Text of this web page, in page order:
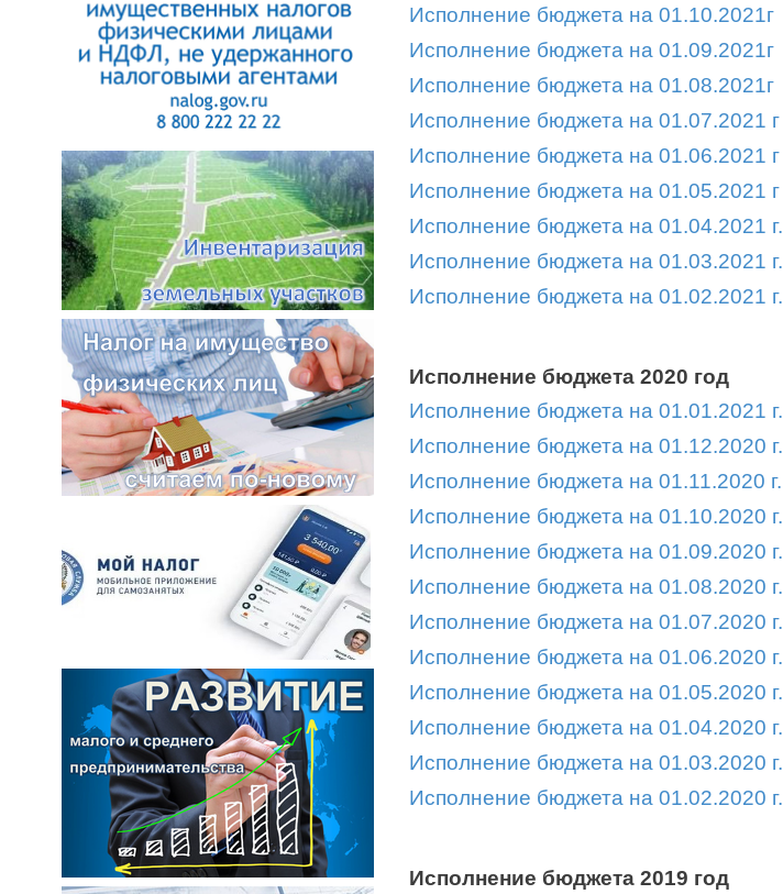
Исполнение бюджета на 01.10.2021г
Исполнение бюджета на 01.09.2021г
Исполнение бюджета на 01.08.2021г
Исполнение бюджета на 01.07.2021 г
Исполнение бюджета на 01.06.2021 г
Исполнение бюджета на 01.05.2021 г
Исполнение бюджета на 01.04.2021 г.
Исполнение бюджета на 01.03.2021 г.
Исполнение бюджета на 01.02.2021 г.
Исполнение бюджета 2020 год
Исполнение бюджета на 01.01.2021 г.
Исполнение бюджета на 01.12.2020 г.
Исполнение бюджета на 01.11.2020 г.
Исполнение бюджета на 01.10.2020 г.
Исполнение бюджета на 01.09.2020 г.
Исполнение бюджета на 01.08.2020 г.
Исполнение бюджета на 01.07.2020 г.
Исполнение бюджета на 01.06.2020 г.
Исполнение бюджета на 01.05.2020 г.
Исполнение бюджета на 01.04.2020 г.
Исполнение бюджета на 01.03.2020 г.
Исполнение бюджета на 01.02.2020 г.
Исполнение бюджета 2019 год